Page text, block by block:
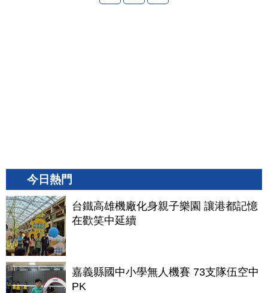
今日熱門
台鐵高雄機廠化身親子樂園 讓港都記憶
在歡笑中延續
嘉義縣國中小學無人機賽 73支隊伍空中
PK